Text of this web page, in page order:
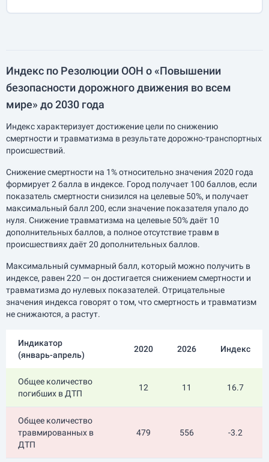
Индекс по Резолюции ООН о «Повышении
безопасности дорожного движения во всем
мире» до 2030 года
Индекс характеризует достижение цели по снижению
смертности и травматизма в результате дорожно-транспортных
происшествий.
Снижение смертности на 1% относительно значения 2020 года
формирует 2 балла в индексе. Город получает 100 баллов, если
показатель смертности снизился на целевые 50%, и получает
максимальный балл 200, если значение показателя упало до
нуля. Снижение травматизма на целевые 50% даёт 10
дополнительных баллов, а полное отсутствие травм в
происшествиях даёт 20 дополнительных баллов.
Максимальный суммарный балл, который можно получить в
индексе, равен 220 — он достигается снижением смертности и
травматизма до нулевых показателей. Отрицательные
значения индекса говорят о том, что смертность и травматизм
не снижаются, а растут.
Индикатор
(январь-апрель)
2020 2026 Индекс
Общее количество
погибших в ДТП
12 11 16.7
Общее количество
травмированных в
ДТП
479 556 -3.2